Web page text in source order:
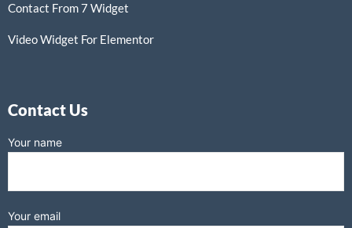
Contact From 7 Widget
Video Widget For Elementor
Contact Us
Your name
Your email